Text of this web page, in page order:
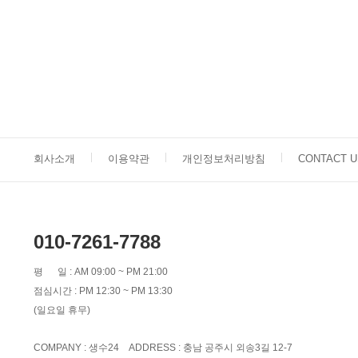
회사소개 이용약관 개인정보처리방침 CONTACT
010-7261-7788
평 일 : AM 09:00 ~ PM 21:00
점심시간 : PM 12:30 ~ PM 13:30
(일요일 휴무)
COMPANY : 생수24 ADDRESS : 충남 공주시 외송3길 12-7